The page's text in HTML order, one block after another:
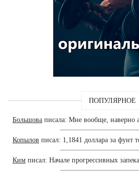
ПОПУЛЯРНОЕ
Большова писала: Мне вообще, наверно
Копылов писал: 1,1841 доллара за фунт
Ким писал: Начале прогрессивных